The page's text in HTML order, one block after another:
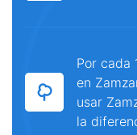
Por cada
en
usar
la